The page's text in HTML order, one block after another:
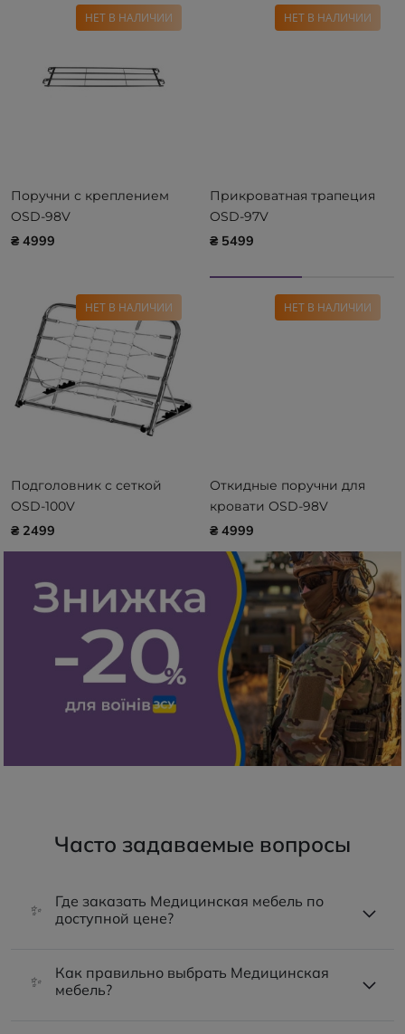
НЕТ В НАЛИЧИИ
Поручни с креплением
OSD-98V
₴ 4999
НЕТ В НАЛИЧИИ
Прикроватная трапеция
OSD-97V
₴ 5499
НЕТ В НАЛИЧИИ
Подголовник с сеткой
OSD-100V
₴ 2499
НЕТ В НАЛИЧИИ
Откидные поручни для
кровати OSD-98V
₴ 4999
Часто задаваемые вопросы
✨
Где заказать Медицинская мебель по
доступной цене?
✨
Как правильно выбрать Медицинская
мебель?